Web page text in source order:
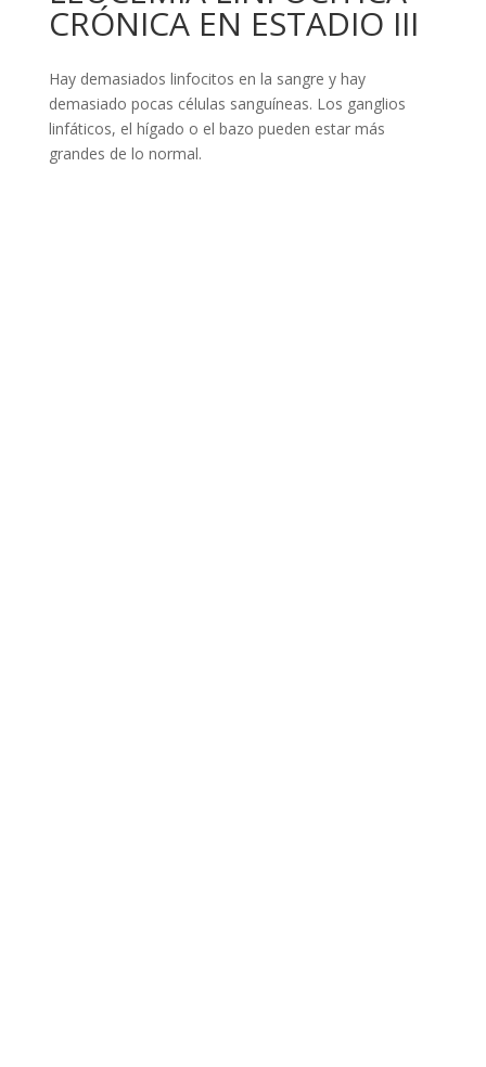
CRÓNICA EN ESTADIO III
Hay demasiados linfocitos en la sangre y hay
demasiado pocas células sanguíneas. Los ganglios
linfáticos, el hígado o el bazo pueden estar más
grandes de lo normal.